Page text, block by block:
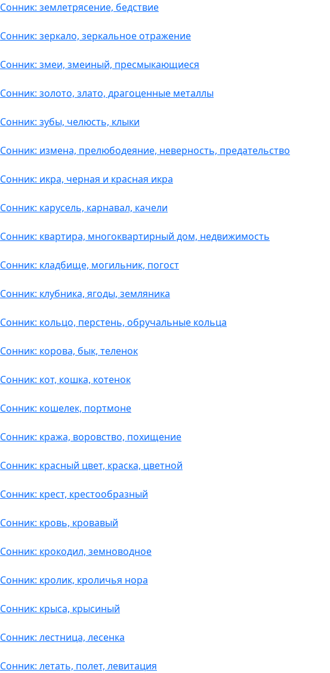
Сонник: землетрясение, бедствие
Сонник: зеркало, зеркальное отражение
Сонник: змеи, змеиный, пресмыкающиеся
Сонник: золото, злато, драгоценные металлы
Сонник: зубы, челюсть, клыки
Сонник: измена, прелюбодеяние, неверность, предательство
Сонник: икра, черная и красная икра
Сонник: карусель, карнавал, качели
Сонник: квартира, многоквартирный дом, недвижимость
Сонник: кладбище, могильник, погост
Сонник: клубника, ягоды, земляника
Сонник: кольцо, перстень, обручальные кольца
Сонник: корова, бык, теленок
Сонник: кот, кошка, котенок
Сонник: кошелек, портмоне
Сонник: кража, воровство, похищение
Сонник: красный цвет, краска, цветной
Сонник: крест, крестообразный
Сонник: кровь, кровавый
Сонник: крокодил, земноводное
Сонник: кролик, кроличья нора
Сонник: крыса, крысиный
Сонник: лестница, лесенка
Сонник: летать, полет, левитация